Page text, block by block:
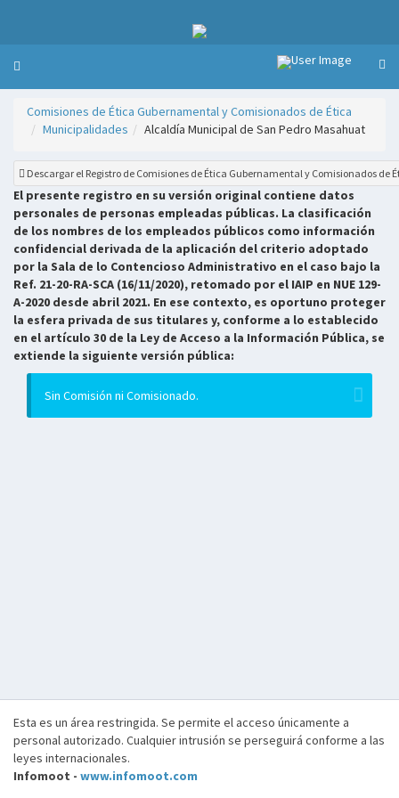
Comisiones de Ética Gubernamental y Comisionados de Ética
Municipalidades
Alcaldía Municipal de San Pedro Masahuat
Descargar el Registro de Comisiones de Ética Gubernamental y Comisionados de
El presente registro en su versión original contiene datos
personales de personas empleadas públicas. La clasificación
de los nombres de los empleados públicos como información
confidencial derivada de la aplicación del criterio adoptado
por la Sala de lo Contencioso Administrativo en el caso bajo la
Ref. 21-20-RA-SCA (16/11/2020), retomado por el IAIP en NUE 129-
A-2020 desde abril 2021. En ese contexto, es oportuno proteger
la esfera privada de sus titulares y, conforme a lo establecido
en el artículo 30 de la Ley de Acceso a la Información Pública, se
extiende la siguiente versión pública:
Sin Comisión ni Comisionado.
Esta es un área restringida. Se permite el acceso únicamente a
personal autorizado. Cualquier intrusión se perseguirá conforme a las
leyes internacionales.
Infomoot - www.infomoot.com